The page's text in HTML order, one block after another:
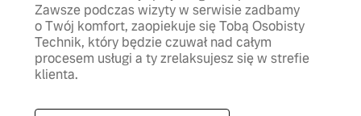
Zawsze podczas wizyty w serwisie zadbamy
o Twój komfort, zaopiekuje się Tobą Osobisty
Technik, który będzie czuwał nad całym
procesem usługi a ty zrelaksujesz się w strefie
klienta.